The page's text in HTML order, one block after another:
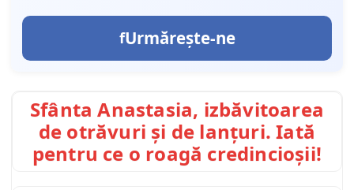
Urmărește-ne
Sfânta Anastasia, izbăvitoarea
de otrăvuri și de lanțuri. Iată
pentru ce o roagă credincioșii!